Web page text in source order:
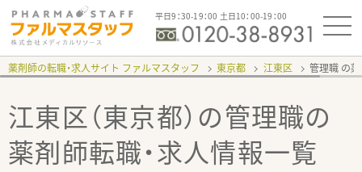
平日9：30-19：00 土日10：00-19：00
薬剤師の転職・求人サイト ファルマスタッフ 東京都 江東区 管理職
江東区（東京都）の管理職の
薬剤師転職・求人情報一覧